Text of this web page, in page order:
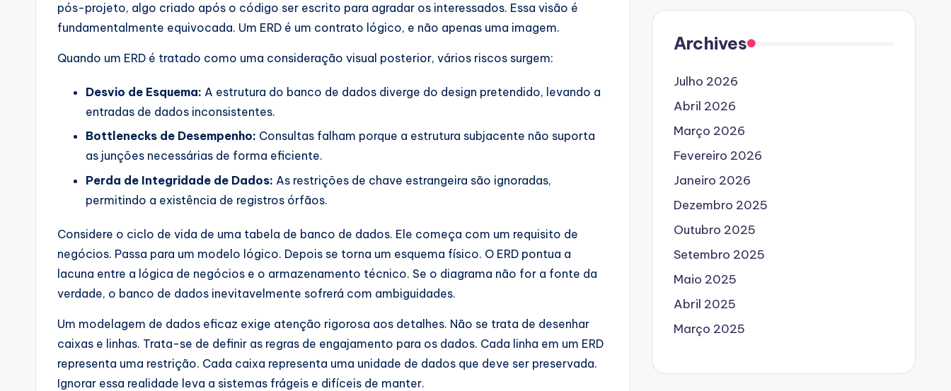
tr
pós-projeto, algo criado após o código ser escrito para agradar os interessados. Essa visão é
fundamentalmente equivocada. Um ERD é um contrato lógico, e não apenas uma imagem.
Quando um ERD é tratado como uma consideração visual posterior, vários riscos surgem:
Desvio de Esquema: A estrutura do banco de dados diverge do design pretendido, levando a
entradas de dados inconsistentes.
Bottlenecks de Desempenho: Consultas falham porque a estrutura subjacente não suporta
as junções necessárias de forma eficiente.
Perda de Integridade de Dados: As restrições de chave estrangeira são ignoradas,
permitindo a existência de registros órfãos.
Considere o ciclo de vida de uma tabela de banco de dados. Ele começa com um requisito de
negócios. Passa para um modelo lógico. Depois se torna um esquema físico. O ERD pontua a
lacuna entre a lógica de negócios e o armazenamento técnico. Se o diagrama não for a fonte da
verdade, o banco de dados inevitavelmente sofrerá com ambiguidades.
Um modelagem de dados eficaz exige atenção rigorosa aos detalhes. Não se trata de desenhar
caixas e linhas. Trata-se de definir as regras de engajamento para os dados. Cada linha em um ERD
representa uma restrição. Cada caixa representa uma unidade de dados que deve ser preservada.
Ignorar essa realidade leva a sistemas frágeis e difíceis de manter.
Archives
Julho 2026
Abril 2026
Março 2026
Fevereiro 2026
Janeiro 2026
Dezembro 2025
Outubro 2025
Setembro 2025
Maio 2025
Abril 2025
Março 2025